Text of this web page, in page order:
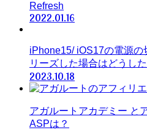
Refresh
2022.01.16
iPhone15/ iOS17の電源の
リーズした場合はどうし
2023.10.18
アガルートアカデミー と
ASPは？